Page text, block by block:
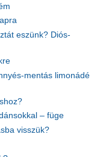
eszünk? Diós-
mentás limonádé
– füge
visszük?